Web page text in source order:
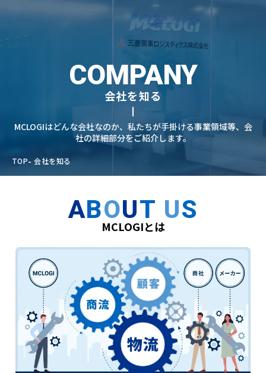
COMPANY
会社を知る
MCLOGIはどんな会社なのか、私たちが手掛ける事業領域等、会
社の詳細部分をご紹介します。
TOP 会社を知る
ABOUT US
MCLOGIとは